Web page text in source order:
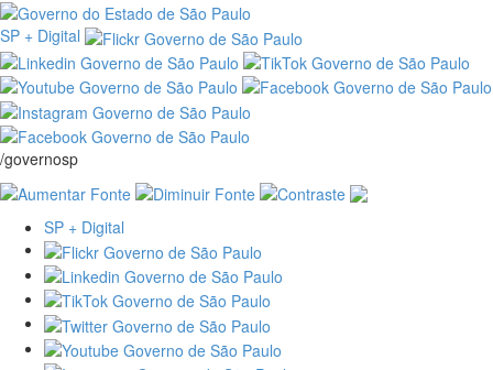
SP + Digital
/governosp
SP + Digital